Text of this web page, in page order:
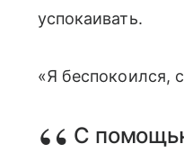
успокаивать.
«Я беспокоился,
С